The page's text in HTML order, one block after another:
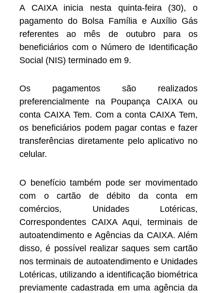
A CAIXA inicia nesta quinta-feira (30), o
pagamento do Bolsa Família e Auxílio Gás
referentes ao mês de outubro para os
beneficiários com o Número de Identificação
Social (NIS) terminado em 9.
Os pagamentos são realizados
preferencialmente na Poupança CAIXA ou
conta CAIXA Tem. Com a conta CAIXA Tem,
os beneficiários podem pagar contas e fazer
transferências diretamente pelo aplicativo no
celular.
O benefício também pode ser movimentado
com o cartão de débito da conta em
comércios, Unidades Lotéricas,
Correspondentes CAIXA Aqui, terminais de
autoatendimento e Agências da CAIXA. Além
disso, é possível realizar saques sem cartão
nos terminais de autoatendimento e Unidades
Lotéricas, utilizando a identificação biométrica
previamente cadastrada em uma agência da